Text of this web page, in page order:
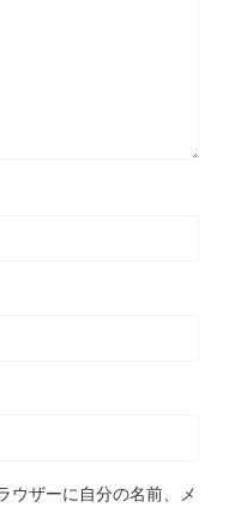
ウザーに自分の名前、メ